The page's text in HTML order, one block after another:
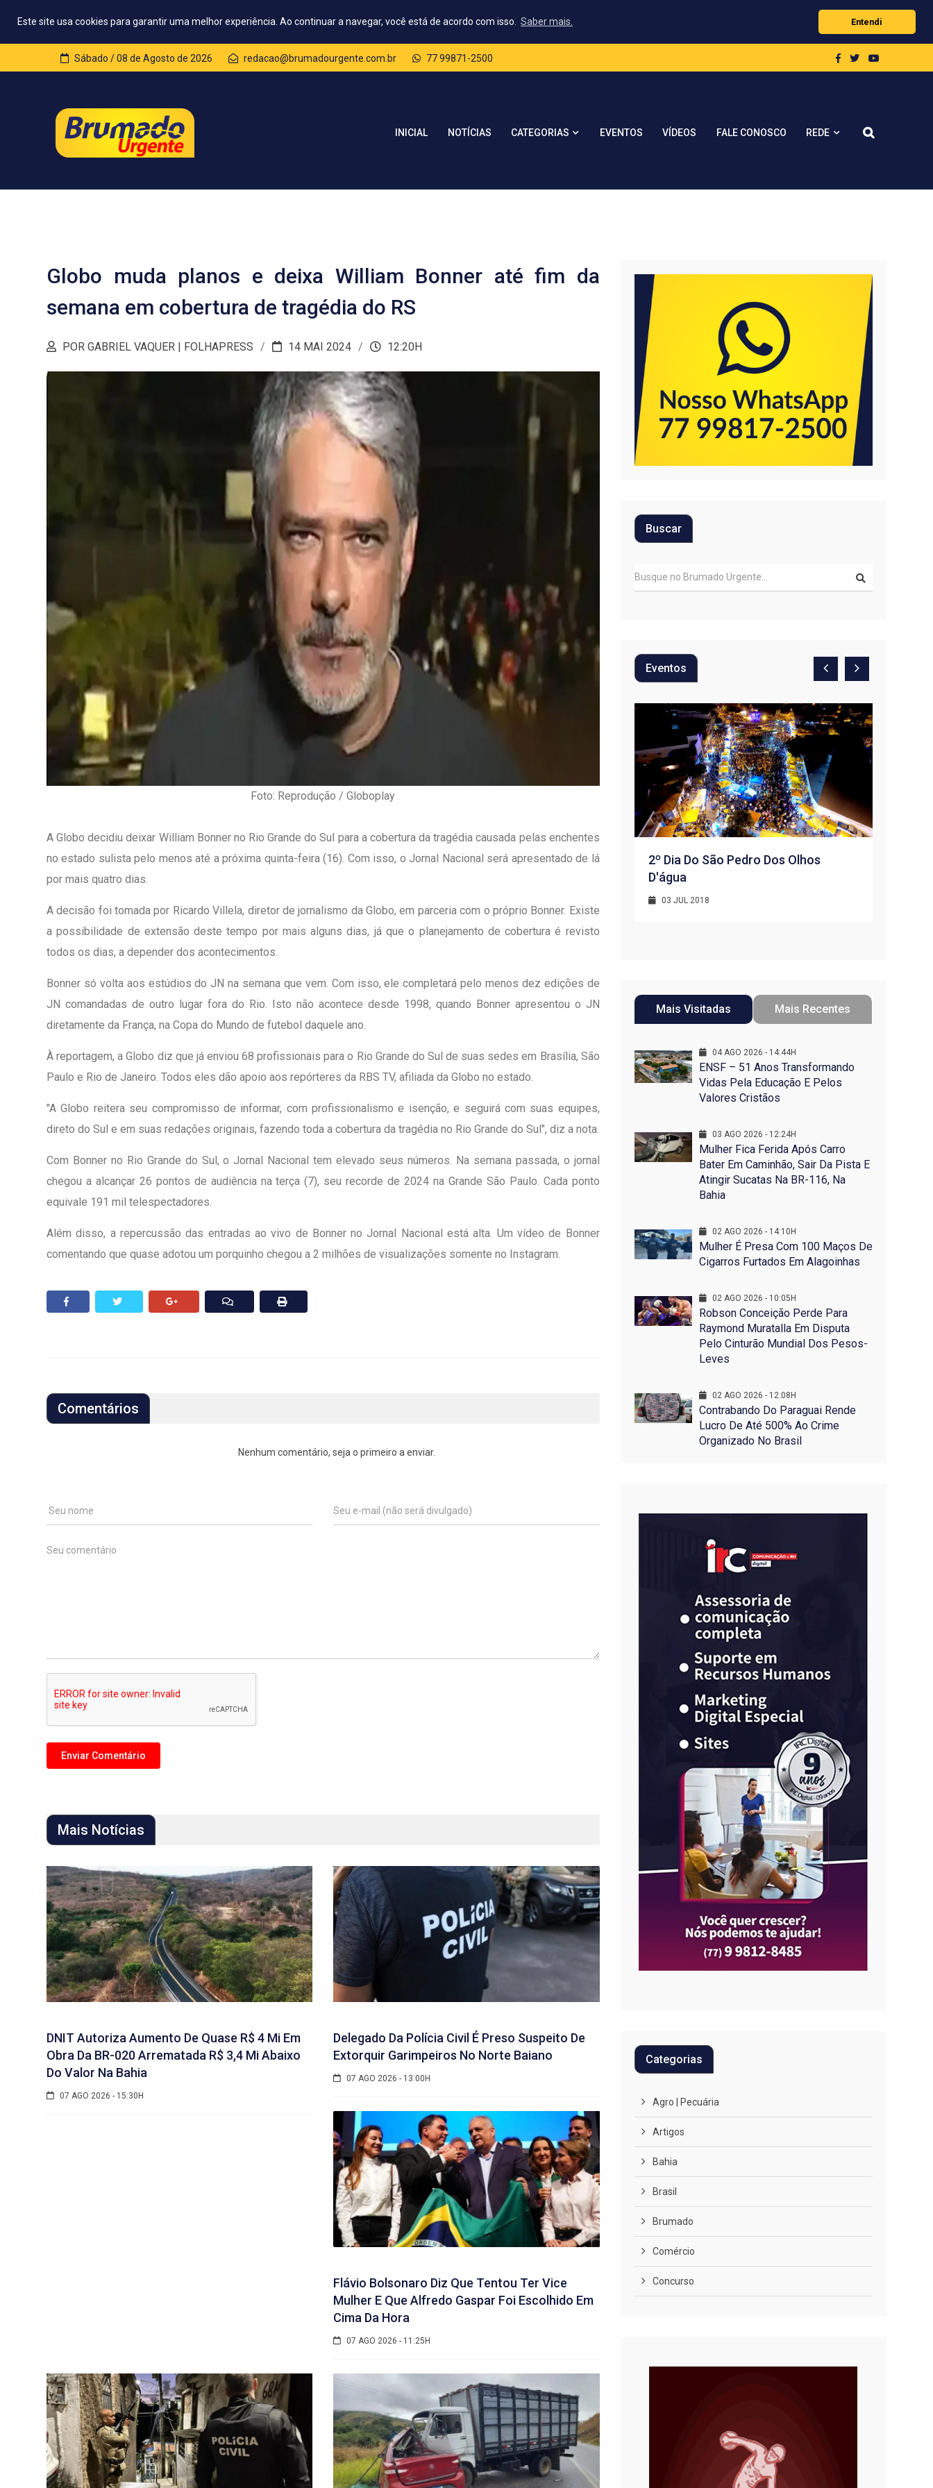
Este site usa cookies para garantir uma melhor experiência. Ao continuar a navegar, você está de acordo com isso. Saber mais. Entendi
Sábado / 08 de Agosto de 2026 redacao@brumadourgente.com.br 77 99871-2500
INICIAL NOTÍCIAS CATEGORIAS EVENTOS VÍDEOS FALE CONOSCO REDE
Globo muda planos e deixa William Bonner até fim da
semana em cobertura de tragédia do RS
POR GABRIEL VAQUER | FOLHAPRESS 14 MAI 2024 12:20H
Foto: Reprodução / Globoplay
A Globo decidiu deixar William Bonner no Rio Grande do Sul para a cobertura da tragédia causada pelas enchentes
no estado sulista pelo menos até a próxima quinta-feira (16). Com isso, o Jornal Nacional será apresentado de lá
por mais quatro dias.
A decisão foi tomada por Ricardo Villela, diretor de jornalismo da Globo, em parceria com o próprio Bonner. Existe
a possibilidade de extensão deste tempo por mais alguns dias, já que o planejamento de cobertura é revisto
todos os dias, a depender dos acontecimentos.
Bonner só volta aos estúdios do JN na semana que vem. Com isso, ele completará pelo menos dez edições de
JN comandadas de outro lugar fora do Rio. Isto não acontece desde 1998, quando Bonner apresentou o JN
diretamente da França, na Copa do Mundo de futebol daquele ano.
À reportagem, a Globo diz que já enviou 68 profissionais para o Rio Grande do Sul de suas sedes em Brasília, São
Paulo e Rio de Janeiro. Todos eles dão apoio aos repórteres da RBS TV, afiliada da Globo no estado.
"A Globo reitera seu compromisso de informar, com profissionalismo e isenção, e seguirá com suas equipes,
direto do Sul e em suas redações originais, fazendo toda a cobertura da tragédia no Rio Grande do Sul", diz a nota.
Com Bonner no Rio Grande do Sul, o Jornal Nacional tem elevado seus números. Na semana passada, o jornal
chegou a alcançar 26 pontos de audiência na terça (7), seu recorde de 2024 na Grande São Paulo. Cada ponto
equivale 191 mil telespectadores.
Além disso, a repercussão das entradas ao vivo de Bonner no Jornal Nacional está alta. Um vídeo de Bonner
comentando que quase adotou um porquinho chegou a 2 milhões de visualizações somente no Instagram.
Comentários
Nenhum comentário, seja o primeiro a enviar.
Mais Notícias
DNIT Autoriza Aumento De Quase R$ 4 Mi Em
Obra Da BR-020 Arrematada R$ 3,4 Mi Abaixo
Do Valor Na Bahia
07 AGO 2026 - 15:30H
Delegado Da Polícia Civil É Preso Suspeito De
Extorquir Garimpeiros No Norte Baiano
07 AGO 2026 - 13:00H
Flávio Bolsonaro Diz Que Tentou Ter Vice
Mulher E Que Alfredo Gaspar Foi Escolhido Em
Cima Da Hora
07 AGO 2026 - 11:25H
Buscar
Eventos
01 JUL 2018 09 JAN 2018
2º Dia Do São Pedro Dos Olhos
D'água
03 JUL 2018
Mais Visitadas Mais Recentes
04 AGO 2026 - 14:44H
ENSF – 51 Anos Transformando
Vidas Pela Educação E Pelos
Valores Cristãos
03 AGO 2026 - 12:24H
Mulher Fica Ferida Após Carro
Bater Em Caminhão, Sair Da Pista E
Atingir Sucatas Na BR-116, Na
Bahia
02 AGO 2026 - 14:10H
Mulher É Presa Com 100 Maços De
Cigarros Furtados Em Alagoinhas
02 AGO 2026 - 10:05H
Robson Conceição Perde Para
Raymond Muratalla Em Disputa
Pelo Cinturão Mundial Dos Pesos-
Leves
02 AGO 2026 - 12:08H
Contrabando Do Paraguai Rende
Lucro De Até 500% Ao Crime
Organizado No Brasil
Categorias
Agro | Pecuária
Artigos
Bahia
Brasil
Brumado
Comércio
Concurso